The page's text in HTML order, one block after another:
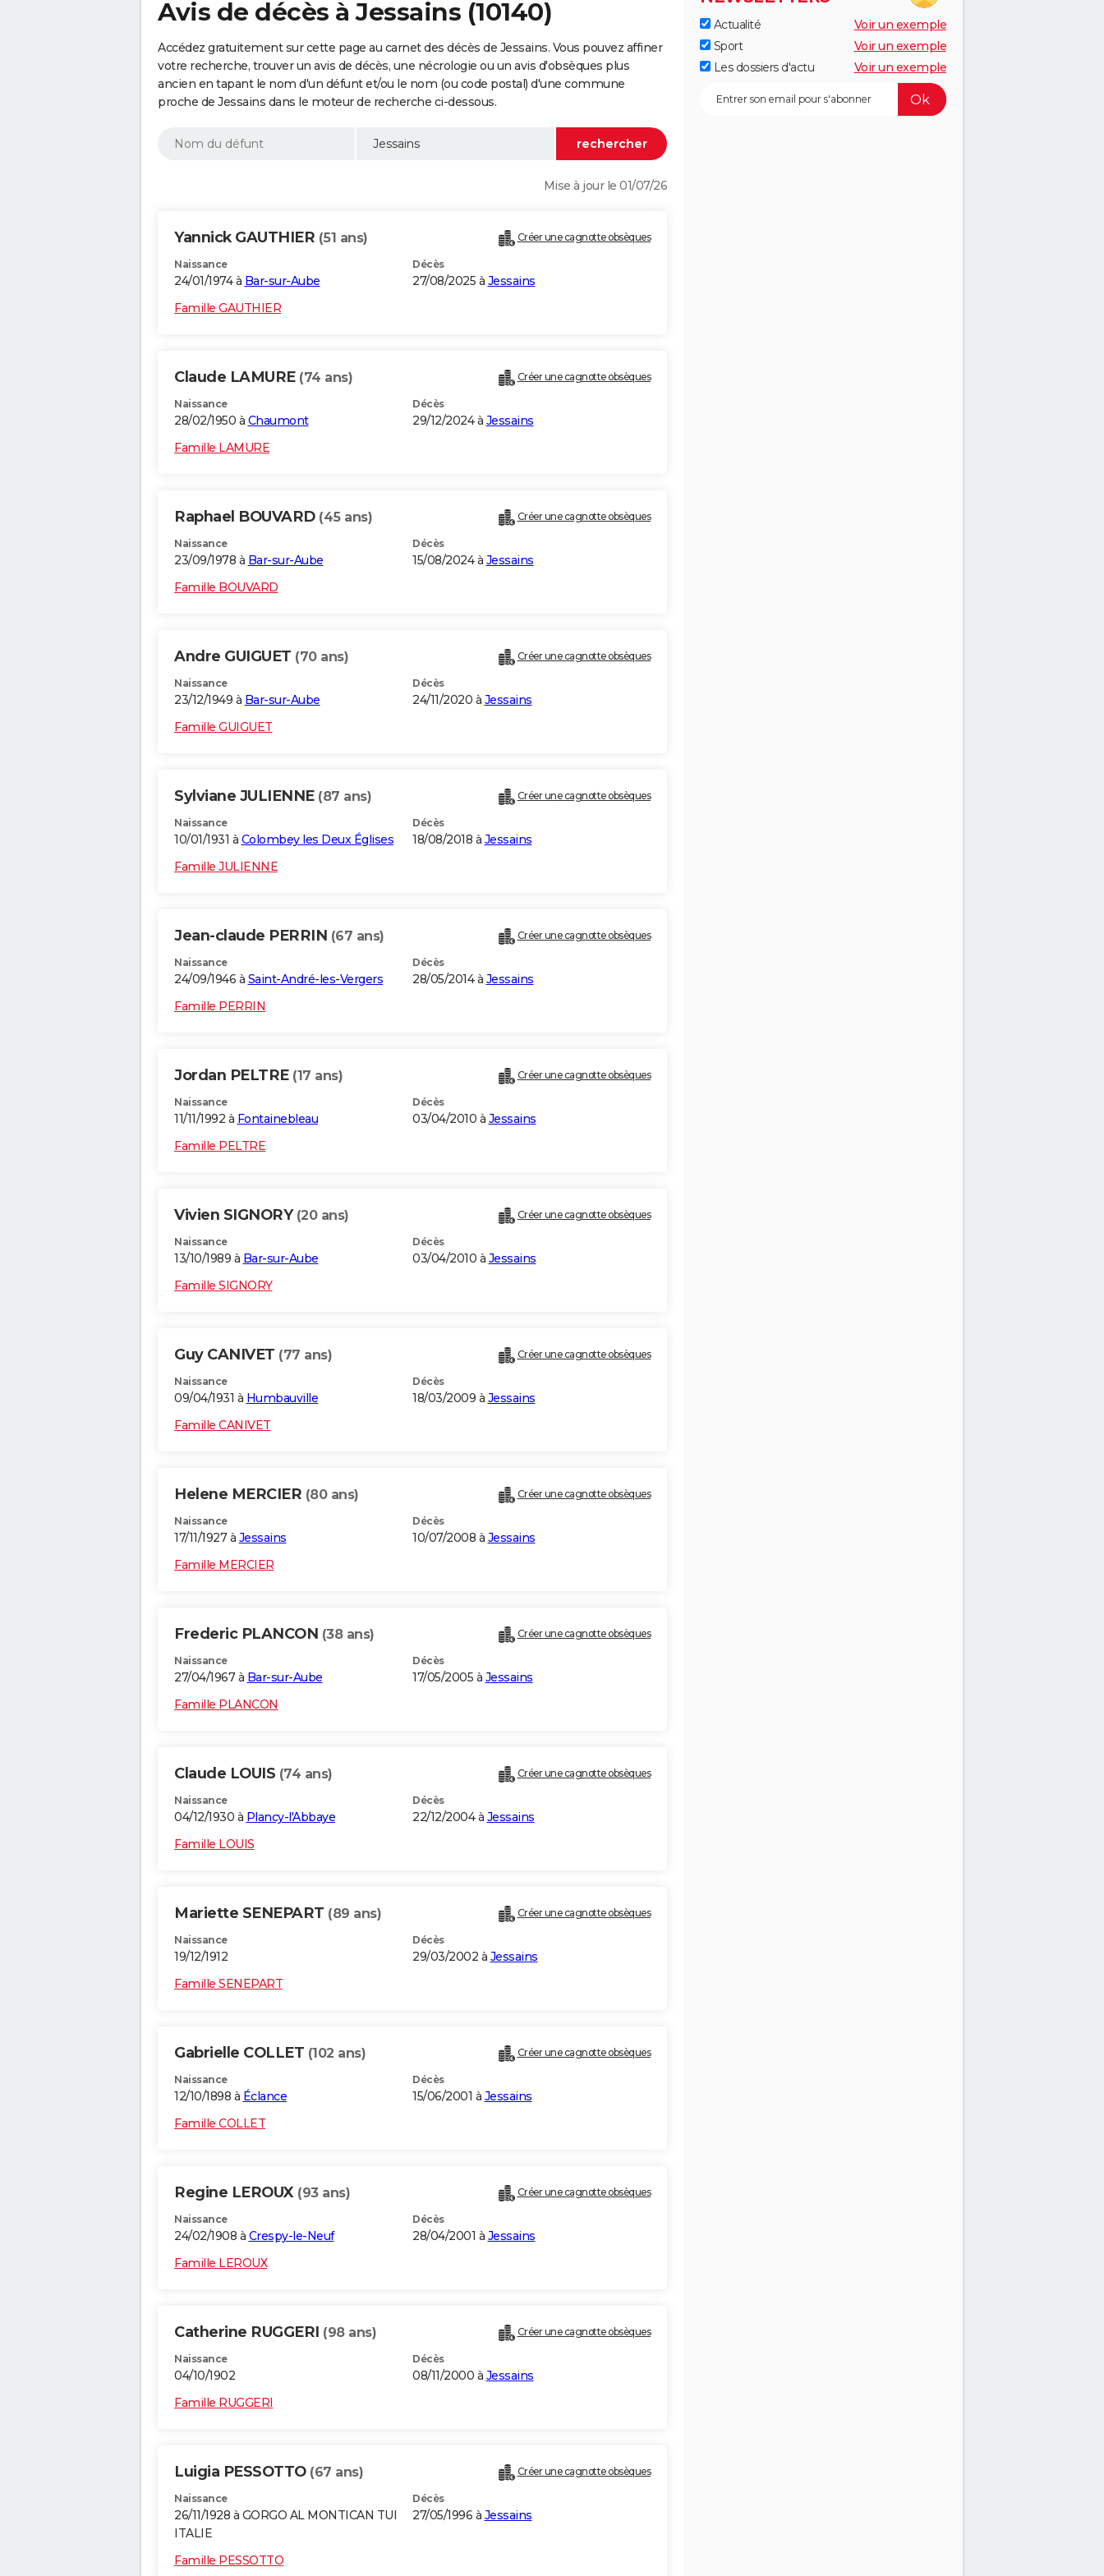
Avis de décès à Jessains (10140)
Accédez gratuitement sur cette page au carnet des décès de Jessains. Vous pouvez affiner
votre recherche, trouver un avis de décès, une nécrologie ou un avis d'obsèques plus
ancien en tapant le nom d'un défunt et/ou le nom (ou code postal) d'une commune
proche de Jessains dans le moteur de recherche ci-dessous.
Mise à jour le 01/07/26
Yannick GAUTHIER (51 ans) Créer une cagnotte obsèques
Naissance
24/01/1974 à Bar-sur-Aube
Décès
27/08/2025 à Jessains
Famille GAUTHIER
Claude LAMURE (74 ans) Créer une cagnotte obsèques
Naissance
28/02/1950 à Chaumont
Décès
29/12/2024 à Jessains
Famille LAMURE
Raphael BOUVARD (45 ans) Créer une cagnotte obsèques
Naissance
23/09/1978 à Bar-sur-Aube
Décès
15/08/2024 à Jessains
Famille BOUVARD
Andre GUIGUET (70 ans) Créer une cagnotte obsèques
Naissance
23/12/1949 à Bar-sur-Aube
Décès
24/11/2020 à Jessains
Famille GUIGUET
Sylviane JULIENNE (87 ans) Créer une cagnotte obsèques
Naissance
10/01/1931 à Colombey les Deux Églises
Décès
18/08/2018 à Jessains
Famille JULIENNE
Jean-claude PERRIN (67 ans) Créer une cagnotte obsèques
Naissance
24/09/1946 à Saint-André-les-Vergers
Décès
28/05/2014 à Jessains
Famille PERRIN
Jordan PELTRE (17 ans) Créer une cagnotte obsèques
Naissance
11/11/1992 à Fontainebleau
Décès
03/04/2010 à Jessains
Famille PELTRE
Vivien SIGNORY (20 ans) Créer une cagnotte obsèques
Naissance
13/10/1989 à Bar-sur-Aube
Décès
03/04/2010 à Jessains
Famille SIGNORY
Guy CANIVET (77 ans) Créer une cagnotte obsèques
Naissance
09/04/1931 à Humbauville
Décès
18/03/2009 à Jessains
Famille CANIVET
Helene MERCIER (80 ans) Créer une cagnotte obsèques
Naissance
17/11/1927 à Jessains
Décès
10/07/2008 à Jessains
Famille MERCIER
Frederic PLANCON (38 ans) Créer une cagnotte obsèques
Naissance
27/04/1967 à Bar-sur-Aube
Décès
17/05/2005 à Jessains
Famille PLANCON
Claude LOUIS (74 ans) Créer une cagnotte obsèques
Naissance
04/12/1930 à Plancy-l'Abbaye
Décès
22/12/2004 à Jessains
Famille LOUIS
Mariette SENEPART (89 ans) Créer une cagnotte obsèques
Naissance
19/12/1912
Décès
29/03/2002 à Jessains
Famille SENEPART
Gabrielle COLLET (102 ans) Créer une cagnotte obsèques
Naissance
12/10/1898 à Éclance
Décès
15/06/2001 à Jessains
Famille COLLET
Regine LEROUX (93 ans) Créer une cagnotte obsèques
Naissance
24/02/1908 à Crespy-le-Neuf
Décès
28/04/2001 à Jessains
Famille LEROUX
Catherine RUGGERI (98 ans) Créer une cagnotte obsèques
Naissance
04/10/1902
Décès
08/11/2000 à Jessains
Famille RUGGERI
Luigia PESSOTTO (67 ans) Créer une cagnotte obsèques
Naissance
26/11/1928 à GORGO AL MONTICAN TUI
ITALIE
Décès
27/05/1996 à Jessains
Famille PESSOTTO
Actualité
Voir un exemple
Sport
Voir un exemple
Les dossiers d'actu
Voir un exemple